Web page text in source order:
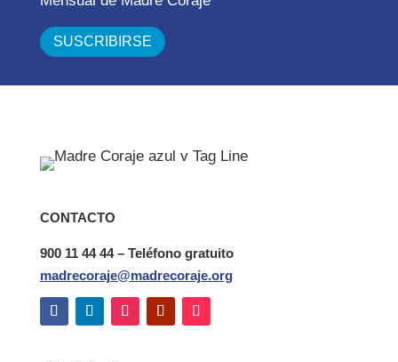
CONTACTO
900 11 44 44 – Teléfono gratuito
madrecoraje@madrecoraje.org